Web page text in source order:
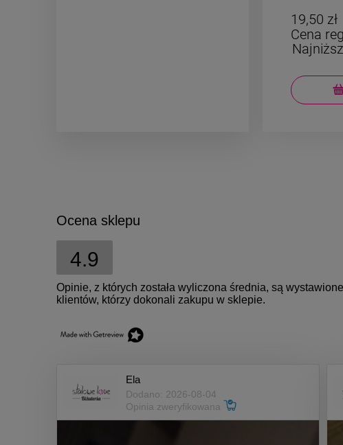
19,50 zł
Cena
Ocena sklepu
4.9
Opinie, z których została wyliczona średnia, są
klientów, którzy dokonali zakupu w sklepie.
Ela
Dodano: 2026-08-04
Opinia zweryfikowana